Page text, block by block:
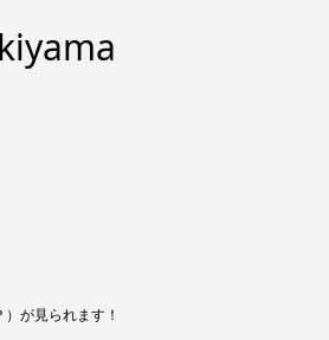
が見られます！